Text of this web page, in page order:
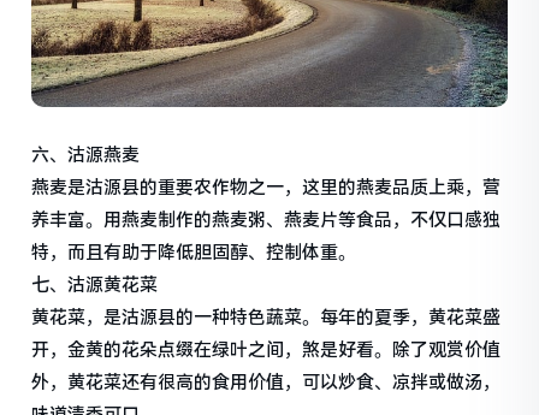
六、沽源燕麦
燕麦是沽源县的重要农作物之一，这里的燕麦品质上乘，营
养丰富。用燕麦制作的燕麦粥、燕麦片等食品，不仅口感独
特，而且有助于降低胆固醇、控制体重。
七、沽源黄花菜
黄花菜，是沽源县的一种特色蔬菜。每年的夏季，黄花菜盛
开，金黄的花朵点缀在绿叶之间，煞是好看。除了观赏价值
外，黄花菜还有很高的食用价值，可以炒食、凉拌或做汤，